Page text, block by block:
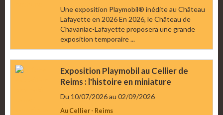
Une exposition Playmobil® inédite au Château
Lafayette en 2026 En 2026, le Château de
Chavaniac-Lafayette proposera une grande
exposition temporaire ...
Exposition Playmobil au Cellier de
Reims : l'histoire en miniature
Du 10/07/2026au 02/09/2026
Au Cellier - Reims